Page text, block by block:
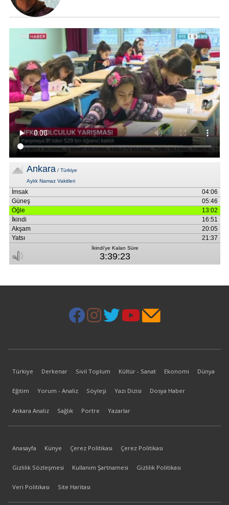
Türkiye Derkenar Sivil Toplum Kültür - Sanat Ekonomi Dünya
Eğitim Yorum - Analiz Söyleşi Yazı Dizisi Dosya Haber
Ankara Analiz Sağlık Portre Yazarlar
Anasayfa Künye Çerez Politikası Çerez Politikası
Gizlilik Sözleşmesi Kullanım Şartnamesi Gizlilik Politikası
Veri Politikası Site Haritası